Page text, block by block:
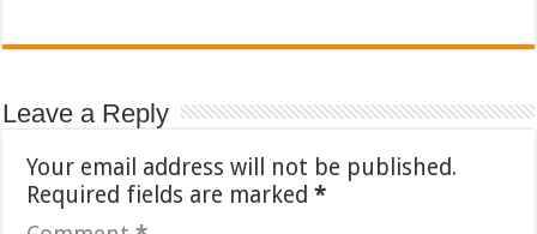
Leave a Reply
Your email address will not be published.
Required fields are marked*